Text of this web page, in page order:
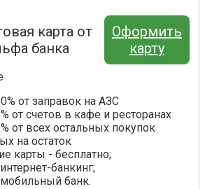
карта от
банка
Оформить
карту
от заправок на АЗС
от счетов в кафе и ресторанах
от всех остальных покупок
на остаток
карты - бесплатно;
банкинг;
банк.